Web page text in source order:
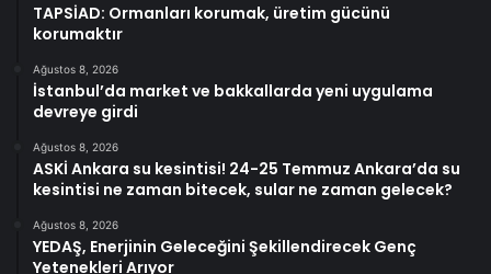
TAPSİAD: Ormanları korumak, üretim gücünü
korumaktır
Ağustos 8, 2026
İstanbul’da market ve bakkallarda yeni uygulama
devreye girdi
Ağustos 8, 2026
ASKİ Ankara su kesintisi! 24-25 Temmuz Ankara’da su
kesintisi ne zaman bitecek, sular ne zaman gelecek?
Ağustos 8, 2026
YEDAŞ, Enerjinin Geleceğini Şekillendirecek Genç
Yetenekleri Arıyor